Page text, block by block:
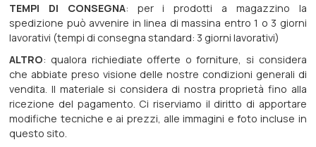
TEMPI DI CONSEGNA: per i prodotti a magazzino la
spedizione può avvenire in linea di massina entro 1 o 3 giorni
lavorativi (tempi di consegna standard: 3 giorni lavorativi)
ALTRO: qualora richiediate offerte o forniture, si considera
che abbiate preso visione delle nostre condizioni generali di
vendita. Il materiale si considera di nostra proprietà fino alla
ricezione del pagamento. Ci riserviamo il diritto di apportare
modifiche tecniche e ai prezzi, alle immagini e foto incluse in
questo sito.